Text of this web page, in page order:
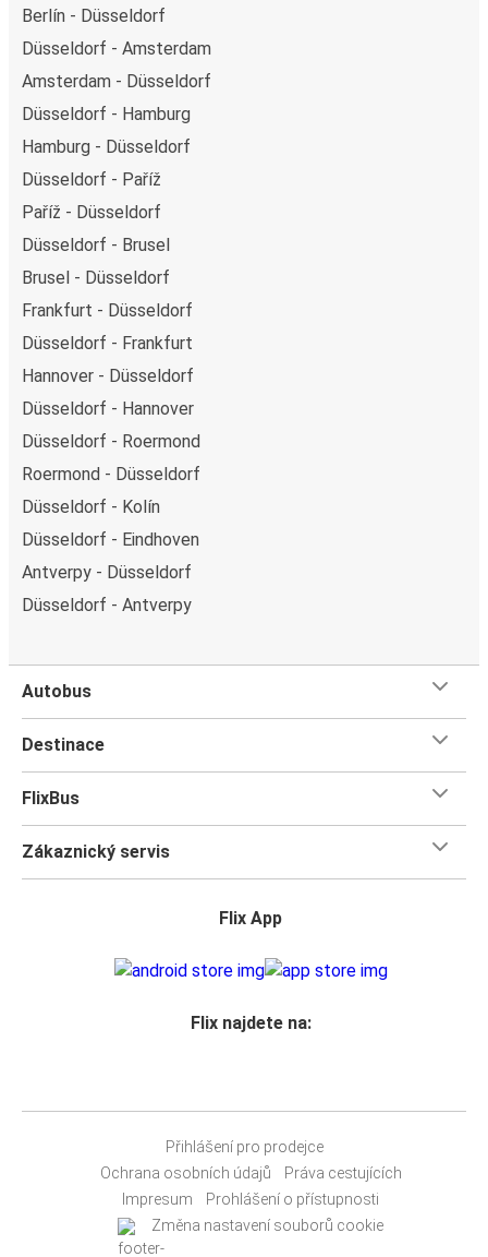
Berlín - Düsseldorf
Düsseldorf - Amsterdam
Amsterdam - Düsseldorf
Düsseldorf - Hamburg
Hamburg - Düsseldorf
Düsseldorf - Paříž
Paříž - Düsseldorf
Düsseldorf - Brusel
Brusel - Düsseldorf
Frankfurt - Düsseldorf
Düsseldorf - Frankfurt
Hannover - Düsseldorf
Düsseldorf - Hannover
Düsseldorf - Roermond
Roermond - Düsseldorf
Düsseldorf - Kolín
Düsseldorf - Eindhoven
Antverpy - Düsseldorf
Düsseldorf - Antverpy
Autobus
Destinace
FlixBus
Zákaznický servis
Flix App
Flix najdete na:
Přihlášení pro prodejce
Ochrana osobních údajů
Práva cestujících
Impresum
Prohlášení o přístupnosti
Změna nastavení souborů cookie